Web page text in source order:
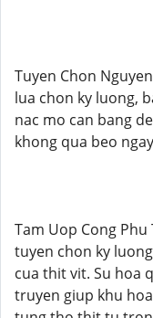
Tuyen Chon
lua chon ky luong,
nac mo can bang
khong qua beo
Tam Uop Cong Phu
tuyen chon ky
cua thit vit. Su hoa
truyen giup khu